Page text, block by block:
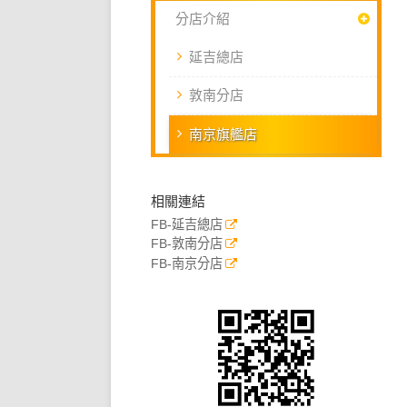
分店介紹
延吉總店
敦南分店
南京旗艦店
相關連結
FB-延吉總店
FB-敦南分店
FB-南京分店